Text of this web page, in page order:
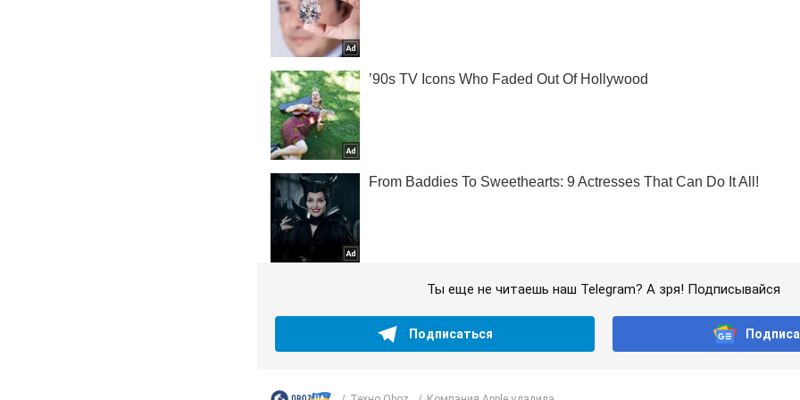
Ты еще не читаешь наш Telegram? А зря! Подписывайся
Подписаться